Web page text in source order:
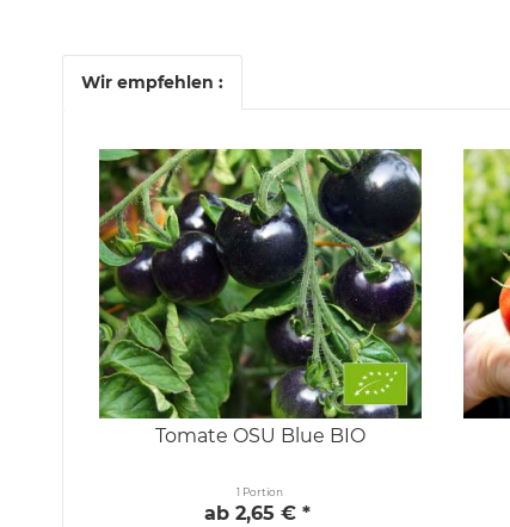
Wir empfehlen :
Tomate OSU Blue BIO
1 Portion
ab 2,65 € *